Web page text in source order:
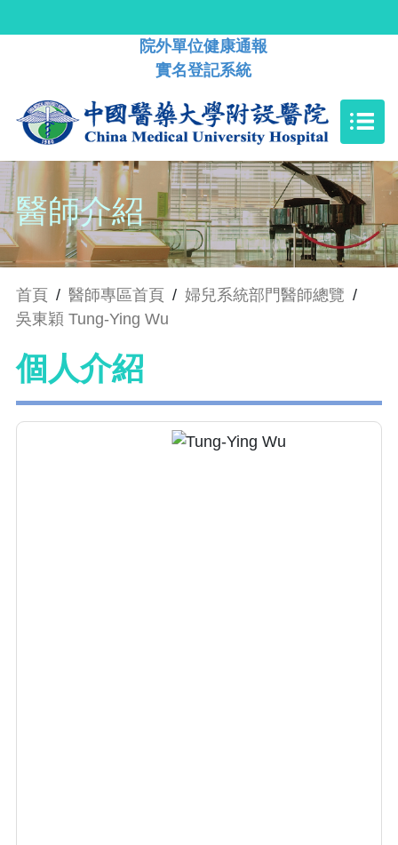
院外單位健康通報
實名登記系統
醫師介紹
首頁 / 醫師專區首頁 / 婦兒系統部門醫師總覽 /
吳東穎 Tung-Ying Wu
個人介紹